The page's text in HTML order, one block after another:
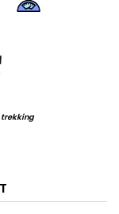
trekking